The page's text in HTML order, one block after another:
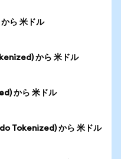
ら 米ドル
から 米ドル
から 米ドル
Tokenized) から 米ドル